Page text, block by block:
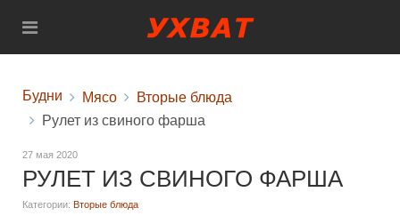
Будни Мясо
Вторые блюда
Рулет из свиного фарша
27 мая 2020
РУЛЕТ ИЗ СВИНОГО ФАРША
Категории: Вторые блюда